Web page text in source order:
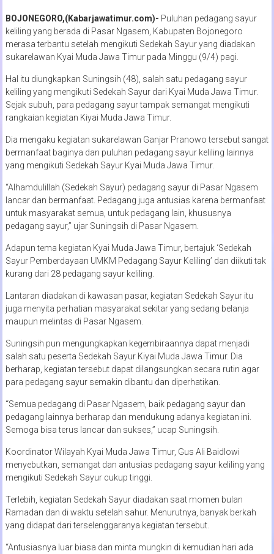
BOJONEGORO,(Kabarjawatimur.com)- Puluhan pedagang sayur
keliling yang berada di Pasar Ngasem, Kabupaten Bojonegoro
merasa terbantu setelah mengikuti Sedekah Sayur yang diadakan
sukarelawan Kyai Muda Jawa Timur pada Minggu (9/4) pagi.
Hal itu diungkapkan Suningsih (48), salah satu pedagang sayur
keliling yang mengikuti Sedekah Sayur dari Kyai Muda Jawa Timur.
Sejak subuh, para pedagang sayur tampak semangat mengikuti
rangkaian kegiatan Kiyai Muda Jawa Timur.
Dia mengaku kegiatan sukarelawan Ganjar Pranowo tersebut sangat
bermanfaat baginya dan puluhan pedagang sayur keliling lainnya
yang mengikuti Sedekah Sayur Kyai Muda Jawa Timur.
“Alhamdulillah (Sedekah Sayur) pedagang sayur di Pasar Ngasem
lancar dan bermanfaat. Pedagang juga antusias karena bermanfaat
untuk masyarakat semua, untuk pedagang lain, khususnya
pedagang sayur,” ujar Suningsih di Pasar Ngasem.
Adapun tema kegiatan Kyai Muda Jawa Timur, bertajuk ‘Sedekah
Sayur Pemberdayaan UMKM Pedagang Sayur Keliling’ dan diikuti tak
kurang dari 28 pedagang sayur keliling.
Lantaran diadakan di kawasan pasar, kegiatan Sedekah Sayur itu
juga menyita perhatian masyarakat sekitar yang sedang belanja
maupun melintas di Pasar Ngasem.
Suningsih pun mengungkapkan kegembiraannya dapat menjadi
salah satu peserta Sedekah Sayur Kiyai Muda Jawa Timur. Dia
berharap, kegiatan tersebut dapat dilangsungkan secara rutin agar
para pedagang sayur semakin dibantu dan diperhatikan.
“Semua pedagang di Pasar Ngasem, baik pedagang sayur dan
pedagang lainnya berharap dan mendukung adanya kegiatan ini.
Semoga bisa terus lancar dan sukses,” ucap Suningsih.
Koordinator Wilayah Kyai Muda Jawa Timur, Gus Ali Baidlowi
menyebutkan, semangat dan antusias pedagang sayur keliling yang
mengikuti Sedekah Sayur cukup tinggi.
Terlebih, kegiatan Sedekah Sayur diadakan saat momen bulan
Ramadan dan di waktu setelah sahur. Menurutnya, banyak berkah
yang didapat dari terselenggaranya kegiatan tersebut.
“Antusiasnya luar biasa dan minta mungkin di kemudian hari ada